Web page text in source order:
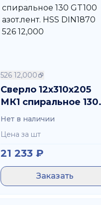
526 12,000
Сверло 12х310х205
МК1 спиральное 130
GT100 азот.лент. HSS
Нет в наличии
Цена за шт
21 233 ₽
Заказать